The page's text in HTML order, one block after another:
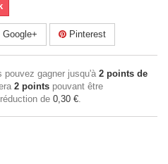
Google+ Pinterest
pouvez gagner jusqu'à 2 points de
2 points pouvant être
de 0,30 €.